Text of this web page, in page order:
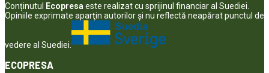
Conținutul Ecopresa este realizat cu sprijinul financiar al Suediei.
Opiniile exprimate aparţin autorilor şi nu reflectă neapărat punctul de
vedere al Suediei.
ECOPRESA